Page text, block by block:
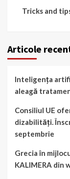
Tricks and
Articole
Inteligența
aleagă
Consiliul UE
dizabilități.
septembrie
Grecia în
KALIMERA din